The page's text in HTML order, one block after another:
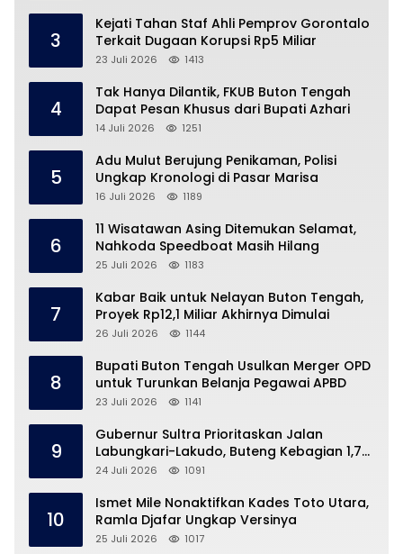
3
Kejati Tahan Staf Ahli Pemprov Gorontalo
Terkait Dugaan Korupsi Rp5 Miliar
23 Juli 2026 1413
4
Tak Hanya Dilantik, FKUB Buton Tengah
Dapat Pesan Khusus dari Bupati Azhari
14 Juli 2026 1251
5
Adu Mulut Berujung Penikaman, Polisi
Ungkap Kronologi di Pasar Marisa
16 Juli 2026 1189
6
11 Wisatawan Asing Ditemukan Selamat,
Nahkoda Speedboat Masih Hilang
25 Juli 2026 1183
7
Kabar Baik untuk Nelayan Buton Tengah,
Proyek Rp12,1 Miliar Akhirnya Dimulai
26 Juli 2026 1144
8
Bupati Buton Tengah Usulkan Merger OPD
untuk Turunkan Belanja Pegawai APBD
23 Juli 2026 1141
9
Gubernur Sultra Prioritaskan Jalan
Labungkari-Lakudo, Buteng Kebagian 1,7
Km
24 Juli 2026 1091
10
Ismet Mile Nonaktifkan Kades Toto Utara,
Ramla Djafar Ungkap Versinya
25 Juli 2026 1017